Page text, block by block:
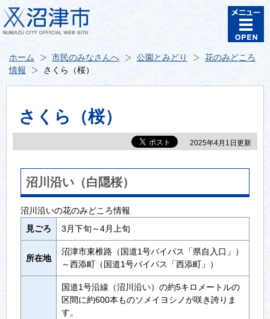
ホーム 市民のみなさんへ 公園とみどり
花のみどころ
情報
さくら（桜）
さくら（桜）
2025年4月1日更新
沼川沿い（白隠桜）
沼川沿いの花のみどころ情報
見ごろ
3月下旬～4月上旬
所在地
沼津市東椎路（国道1号バイパス「県自入口」）
～西添町（国道1号バイパス「西添町」）
国道1号沿線（沼川沿い）の約5キロメートルの
区間に約600本ものソメイヨシノが咲き誇りま
す。